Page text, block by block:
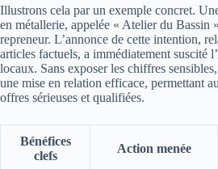
Illustrons cela par un exemple concret.
en métallerie, appelée « Atelier du Bassin
repreneur. L’annonce de cette intention,
articles factuels, a immédiatement suscité
locaux. Sans exposer les chiffres
une mise en relation efficace, permettant
offres sérieuses et qualifiées.
Bénéfices
clefs
Action menée